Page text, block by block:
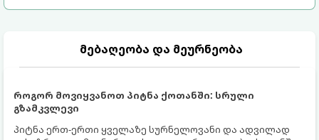
მებაღეობა და მეურნეობა
როგორ მოვიყვანოთ პიტნა ქოთანში: სრული
გზამკვლევი
პიტნა ერთ-ერთი ყველაზე სურნელოვანი და ადვილად